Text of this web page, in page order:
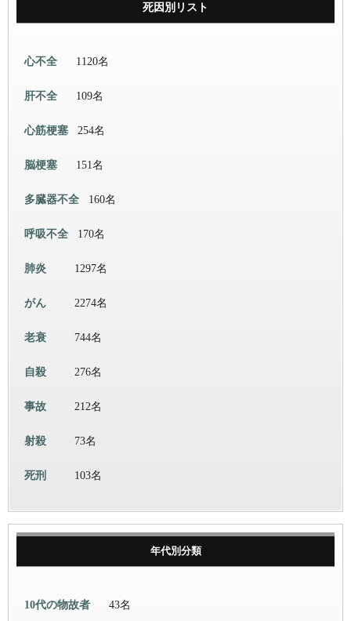
死因別リスト
心不全 1120名
肝不全 109名
心筋梗塞 254名
脳梗塞 151名
多臓器不全 160名
呼吸不全 170名
肺炎 1297名
がん 2274名
老衰 744名
自殺 276名
事故 212名
射殺 73名
死刑 103名
年代別分類
10代の物故者 43名